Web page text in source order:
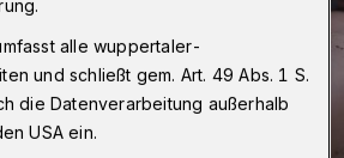
alle wuppertaler-
und schließt gem. Art. 49 Abs. 1 S.
die Datenverarbeitung außerhalb
USA ein.